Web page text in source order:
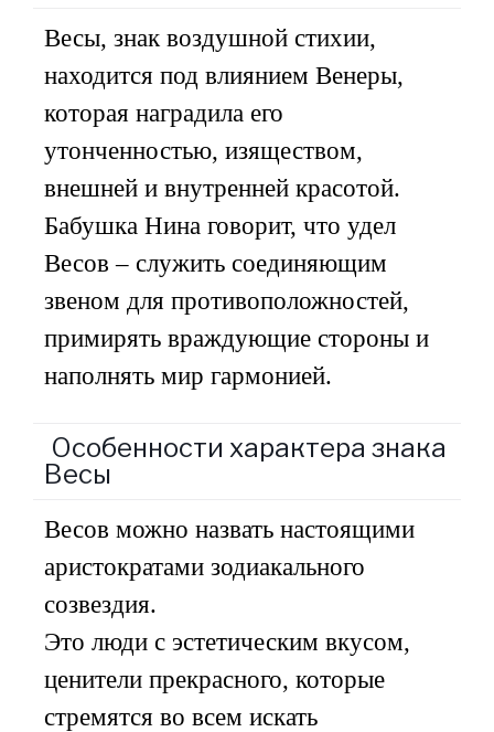
Весы, знак воздушной стихии,
находится под влиянием Венеры,
которая наградила его
утонченностью, изяществом,
внешней и внутренней красотой.
Бабушка Нина говорит, что удел
Весов – служить соединяющим
звеном для противоположностей,
примирять враждующие стороны и
наполнять мир гармонией.
Особенности характера знака
Весы
Весов можно назвать настоящими
аристократами зодиакального
созвездия.
Это люди с эстетическим вкусом,
ценители прекрасного, которые
стремятся во всем искать